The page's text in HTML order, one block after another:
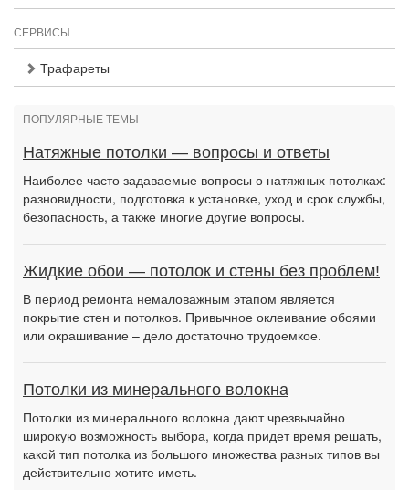
СЕРВИСЫ
Трафареты
ПОПУЛЯРНЫЕ ТЕМЫ
Натяжные потолки — вопросы и ответы
Наиболее часто задаваемые вопросы о натяжных потолках:
разновидности, подготовка к установке, уход и срок службы,
безопасность, а также многие другие вопросы.
Жидкие обои — потолок и стены без проблем!
В период ремонта немаловажным этапом является
покрытие стен и потолков. Привычное оклеивание обоями
или окрашивание – дело достаточно трудоемкое.
Потолки из минерального волокна
Потолки из минерального волокна дают чрезвычайно
широкую возможность выбора, когда придет время решать,
какой тип потолка из большого множества разных типов вы
действительно хотите иметь.